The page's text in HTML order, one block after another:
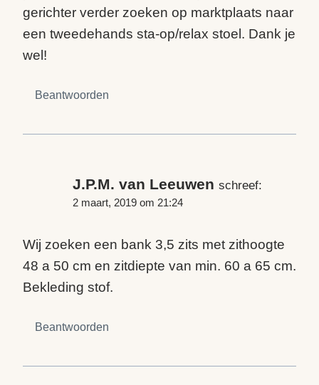
gerichter verder zoeken op marktplaats naar
een tweedehands sta-op/relax stoel. Dank je
wel!
Beantwoorden
J.P.M. van Leeuwen schreef:
2 maart, 2019 om 21:24
Wij zoeken een bank 3,5 zits met zithoogte
48 a 50 cm en zitdiepte van min. 60 a 65 cm.
Bekleding stof.
Beantwoorden